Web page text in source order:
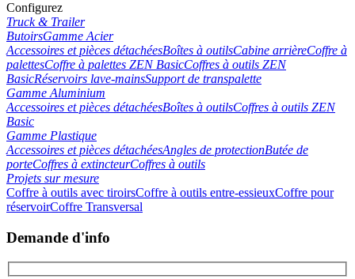
Configurez
Truck & Trailer
ButoirsGamme Acier
Accessoires et pièces détachéesBoîtes à outilsCabine arrièreCoffre à
palettesCoffre à palettes ZEN BasicCoffres à outils ZEN
BasicRéservoirs lave-mainsSupport de transpalette
Gamme Aluminium
Accessoires et pièces détachéesBoîtes à outilsCoffres à outils ZEN
Basic
Gamme Plastique
Accessoires et pièces détachéesAngles de protectionButée de
porteCoffres à extincteurCoffres à outils
Projets sur mesure
Coffre à outils avec tiroirsCoffre à outils entre-essieuxCoffre pour
réservoirCoffre Transversal
Demande d'info